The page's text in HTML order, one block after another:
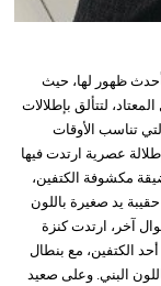
ظهور لها، حيث
لتتألق بإطلالات
تناسب الأوقات
عصرية ارتدت فيها
مكشوفة الكتفين،
يد صغيرة باللون
آخر، ارتدت كنزة
الكتفين، مع بنطال
البني. وعلى صعيد